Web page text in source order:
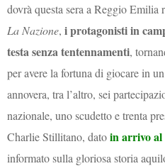
dovrà questa sera a Reggio Emilia
La Nazione, i protagonisti in
testa senza tentennamenti,
per avere la fortuna di giocare in
annovera, tra l’altro, sei
nazionale, uno scudetto e trenta
Charlie Stillitano, dato in arrivo al
informato sulla gloriosa storia